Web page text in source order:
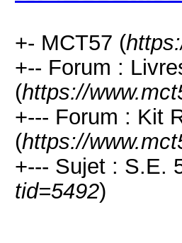
+- MCT57 (
+-- Forum :
(https://
+--- Forum : Kit
(https://
+--- Sujet : S.E.
tid=5492)